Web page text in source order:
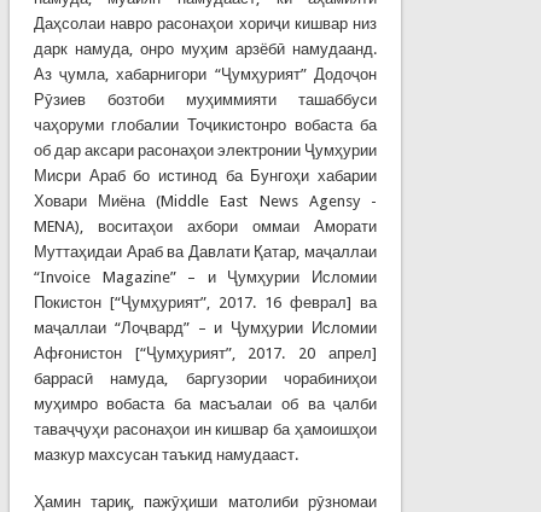
Даҳсолаи навро расонаҳои хориҷи кишвар низ
дарк намуда, онро муҳим арзёбӣ намудаанд.
Аз ҷумла, хабарнигори “Ҷумҳурият” Додоҷон
Рӯзиев бозтоби муҳиммияти ташаббуси
чаҳоруми глобалии Тоҷикистонро вобаста ба
об дар аксари расонаҳои электронии Ҷумҳурии
Мисри Араб бо истинод ба Бунгоҳи хабарии
Ховари Миёна (Middle East News Agensy -
MENA), воситаҳои ахбори оммаи Аморати
Муттаҳидаи Араб ва Давлати Қатар, маҷаллаи
“Invoice Magazine” – и Ҷумҳурии Исломии
Покистон [“Ҷумҳурият”, 2017. 16 феврал] ва
маҷаллаи “Лоҷвард” – и Ҷумҳурии Исломии
Афғонистон [“Ҷумҳурият”, 2017. 20 апрел]
баррасӣ намуда, баргузории чорабиниҳои
муҳимро вобаста ба масъалаи об ва ҷалби
таваҷҷуҳи расонаҳои ин кишвар ба ҳамоишҳои
мазкур махсусан таъкид намудааст.
Ҳамин тариқ, пажӯҳиши матолиби рӯзномаи